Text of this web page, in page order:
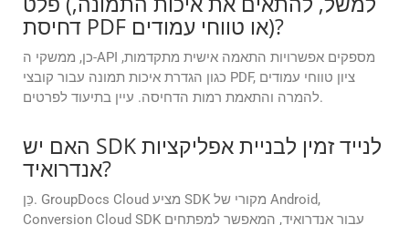
דחיסת PDF או טווחי עמודים)?
כן, ממשקי ה-API מספקים אפשרויות התאמה אישית מתקדמות,
כגון הגדרת איכות תמונה עבור קובצי PDF, ציון טווחי עמודים
להמרה והתאמת רמות הדחיסה. עיין בתיעוד לפרטים.
האם יש SDK לנייד זמין לבניית אפליקציות
אנדרואיד?
כֵּן. GroupDocs Cloud מציע SDK מקורי של Android,
Conversion Cloud SDK עבור אנדרואיד, המאפשר למפתחים